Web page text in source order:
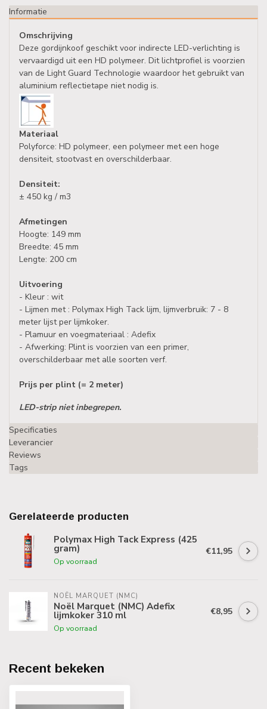
Informatie
Omschrijving
Deze gordijnkoof geschikt voor indirecte LED-verlichting is
vervaardigd uit een HD polymeer. Dit lichtprofiel is voorzien
van de Light Guard Technologie waardoor het gebruikt van
aluminium reflectietape niet nodig is.
Materiaal
Polyforce: HD polymeer, een polymeer met een hoge
densiteit, stootvast en overschilderbaar.
Densiteit:
± 450 kg / m3
Afmetingen
Hoogte: 149 mm
Breedte: 45 mm
Lengte: 200 cm
Uitvoering
- Kleur : wit
- Lijmen met : Polymax High Tack lijm, lijmverbruik: 7 - 8
meter lijst per lijmkoker.
- Plamuur en voegmateriaal : Adefix
- Afwerking: Plint is voorzien van een primer,
overschilderbaar met alle soorten verf.
Prijs per plint (= 2 meter)
LED-strip niet inbegrepen.
Specificaties
Leverancier
Reviews
Tags
Gerelateerde producten
Polymax High Tack Express (425
gram)
Op voorraad
€11,95
NOËL MARQUET (NMC)
Noël Marquet (NMC) Adefix
lijmkoker 310 ml
Op voorraad
€8,95
Recent bekeken